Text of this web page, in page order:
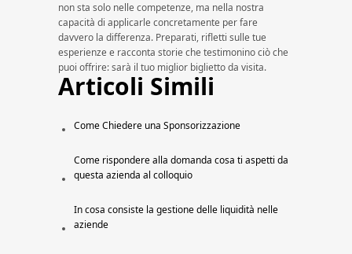
non sta solo nelle competenze, ma nella nostra
capacità di applicarle concretamente per fare
davvero la differenza. Preparati, rifletti sulle tue
esperienze e racconta storie che testimonino ciò che
puoi offrire: sarà il tuo miglior biglietto da visita.
Articoli Simili
Come Chiedere una Sponsorizzazione​
Come rispondere alla domanda cosa ti aspetti da
questa azienda al colloquio
In cosa consiste la gestione delle liquidità nelle
aziende